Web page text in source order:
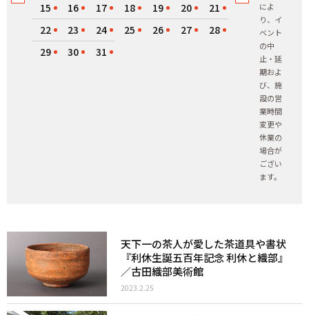
15
16 17 18 19 20
21
22
23 24 25 26 27
28
29
30 31
によ
り、イ
ベント
の中
止・延
期およ
び、施
設の営
業時間
変更や
休業の
場合が
ござい
ます。
天下一の茶人が愛した茶道具や書状
『利休生誕五百年記念 利休と織部』
／古田織部美術館
2023.2.25